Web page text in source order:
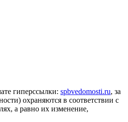
гиперссылки: spbvedomosti.ru, за
охраняются в соответствии с
а равно их изменение,